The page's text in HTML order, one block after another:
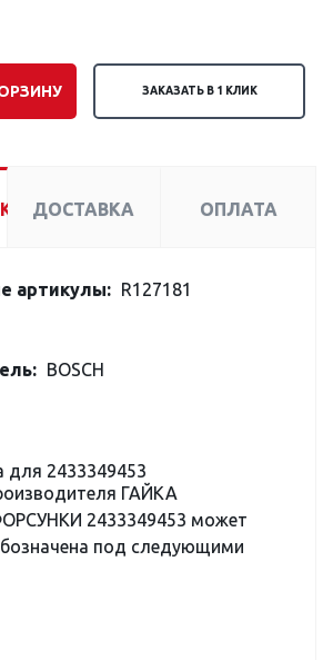
ЗАКАЗАТЬ В 1 КЛИК
ДОСТАВКА ОПЛАТА
артикулы: R127181
BOSCH
для 2433349453
ГАЙКА
2433349453 может
под следующими